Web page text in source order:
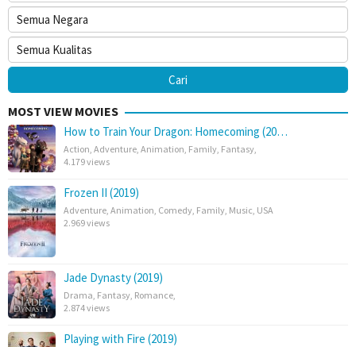
MOST VIEW MOVIES
How to Train Your Dragon: Homecoming (20…
Action Adventure Animation Family Fantasy
4.179 views
Frozen II (2019)
Adventure Animation Comedy Family Music USA
2.969 views
Jade Dynasty (2019)
Drama Fantasy Romance
2.874 views
Playing with Fire (2019)